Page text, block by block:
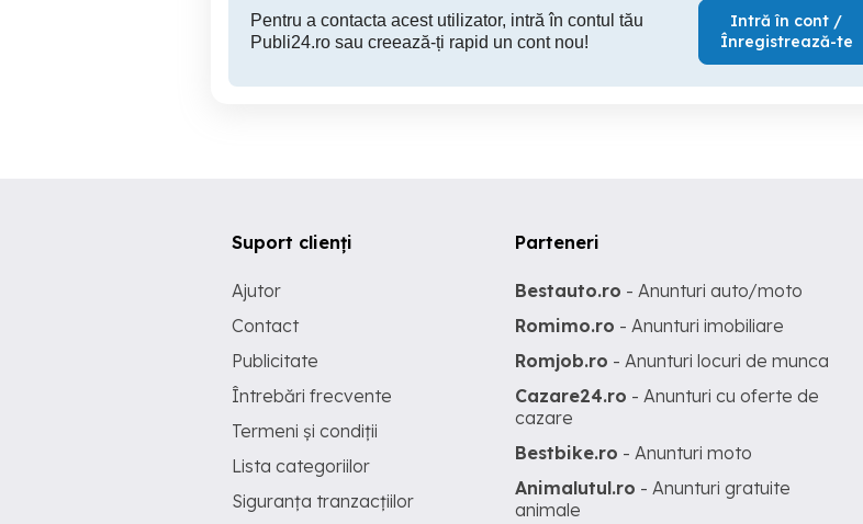
Pentru a contacta acest utilizator, intră în contul tău
Publi24.ro sau creează-ți rapid un cont nou!
Intră în cont /
Înregistrează-te
Suport clienți
Ajutor
Contact
Publicitate
Întrebări frecvente
Termeni și condiții
Lista categoriilor
Siguranța tranzacțiilor
Parteneri
Bestauto.ro - Anunturi auto/moto
Romimo.ro - Anunturi imobiliare
Romjob.ro - Anunturi locuri de munca
Cazare24.ro - Anunturi cu oferte de
cazare
Bestbike.ro - Anunturi moto
Animalutul.ro - Anunturi gratuite
animale